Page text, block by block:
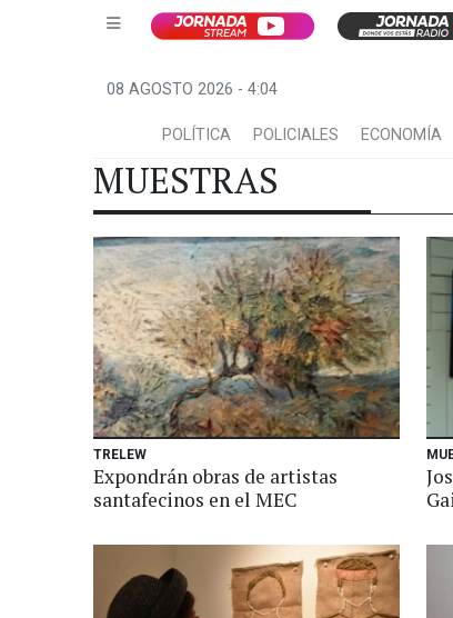
08 AGOSTO 2026 - 4:04
POLÍTICA POLICIALES ECONOMÍA
MUESTRAS
TRELEW
Expondrán obras de artistas
santafecinos en el MEC